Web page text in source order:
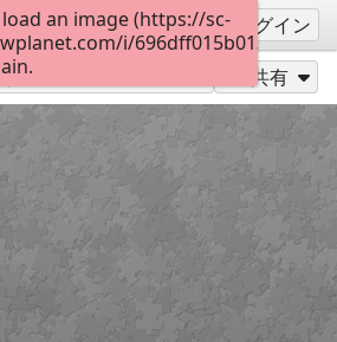
サインアップ ログイン
John B e Cleo
のピース数でプレイ 共有
an image (https://sc-
i/